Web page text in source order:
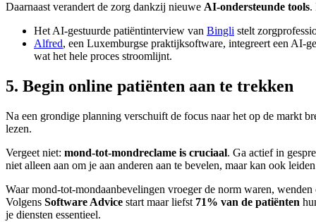
Daarnaast verandert de zorg dankzij nieuwe AI-ondersteunde tools.
Het AI-gestuurde patiëntinterview van Bingli stelt
Alfred, een Luxemburgse praktijksoftware, integreert een AI-
wat het hele proces stroomlijnt.
5. Begin online patiënten aan te trekken
Na een grondige planning verschuift de focus naar het op de markt
lezen.
Vergeet niet: mond-tot-mondreclame is cruciaal. Ga actief in
niet alleen aan om je aan anderen aan te bevelen, maar kan ook
Waar mond-tot-mondaanbevelingen vroeger de norm waren,
Volgens Software Advice start maar liefst 71% van de patiënten
je diensten essentieel.